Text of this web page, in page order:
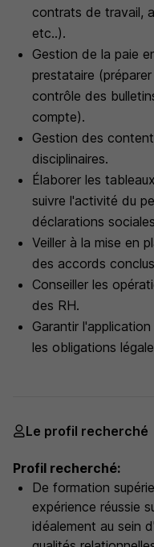
contrats de travail,
etc..).
Gestion de la paie
prestataire
contrôle des
compte).
Gestion des
disciplinaires.
Élaborer les
suivre l'activité du
déclarations
Veiller à la mise en
des accords
Conseiller les
des RH.
Garantir
les obligations
Le profil recherché
Profil recherché:
De formation
expérience réussie
idéalement au sein